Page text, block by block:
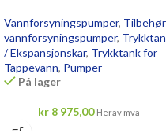
Vannforsyningspumper, Tilbehør
vannforsyningspumper,
/ Ekspansjonskar, Trykktank for
Tappevann, Pumper
På lager
kr8 975,00 Herav mva